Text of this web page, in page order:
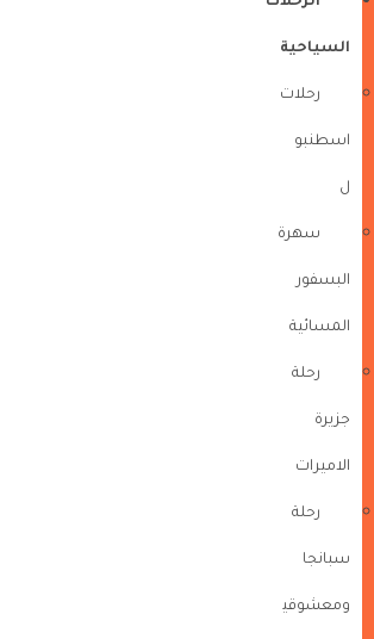
السياحية
رحلات
اسطنبو
ل
سهرة
البسفور
المسائية
رحلة
جزيرة
الاميرات
رحلة
سبانجا
ومعشوقي